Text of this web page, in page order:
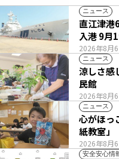
ニュース
2026年8月6
直江津港
入港
ニュース
2026年8月6
涼しさ感
民館
ニュース
2026年8月6
心がほっ
紙教室」
安全安心情